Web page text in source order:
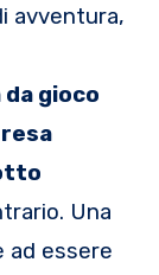
avventura,
da gioco
Una
ad essere